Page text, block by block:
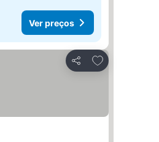
Ver preços
Partilhar
Adicionar aos